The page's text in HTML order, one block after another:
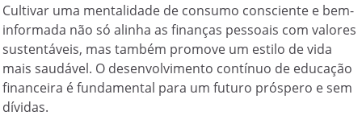
Cultivar uma mentalidade de consumo consciente e bem-
informada não só alinha as finanças pessoais com valores
sustentáveis, mas também promove um estilo de vida
mais saudável. O desenvolvimento contínuo de educação
financeira é fundamental para um futuro próspero e sem
dívidas.